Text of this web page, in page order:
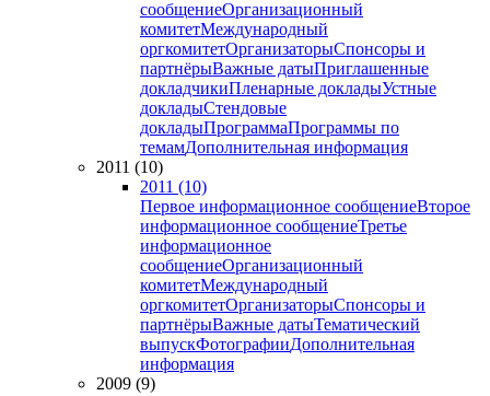
сообщениеОрганизационный
комитетМеждународный
оргкомитетОрганизаторыСпонсоры и
партнёрыВажные датыПриглашенные
докладчикиПленарные докладыУстные
докладыСтендовые
докладыПрограммаПрограммы по
темамДополнительная информация
2011 (10)
2011 (10)
Первое информационное сообщениеВторое
информационное сообщениеТретье
информационное
сообщениеОрганизационный
комитетМеждународный
оргкомитетОрганизаторыСпонсоры и
партнёрыВажные датыТематический
выпускФотографииДополнительная
информация
2009 (9)